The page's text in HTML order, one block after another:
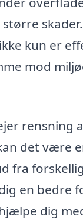
kun er
mod
rensning
det være
fra
en bedre
dig